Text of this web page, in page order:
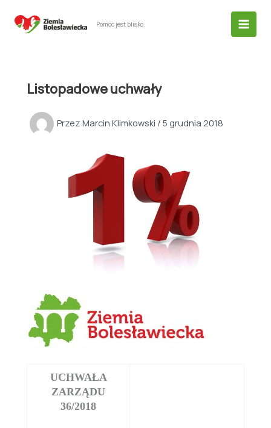
Pomoc jest blisko.
Listopadowe uchwały
Przez Marcin Klimkowski / 5 grudnia 2018
UCHWAŁA
ZARZĄDU
36/2018